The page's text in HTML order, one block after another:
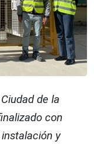
de la
con
y